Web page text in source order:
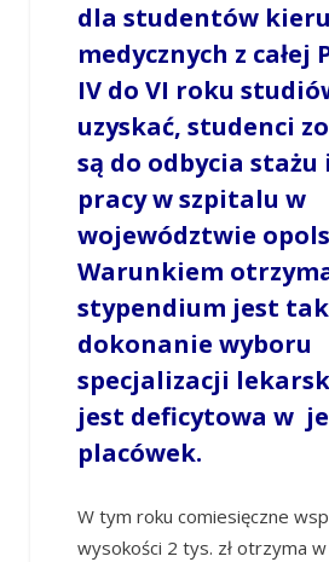
dla studentów
medycznych z całej
IV do VI roku
uzyskać, studenci
są do odbycia stażu
pracy w szpitalu w
województwie
Warunkiem
stypendium jest
dokonanie wyboru
specjalizacji
jest deficytowa w
placówek.
W tym roku comiesięczne
wysokości 2 tys. zł otrzyma